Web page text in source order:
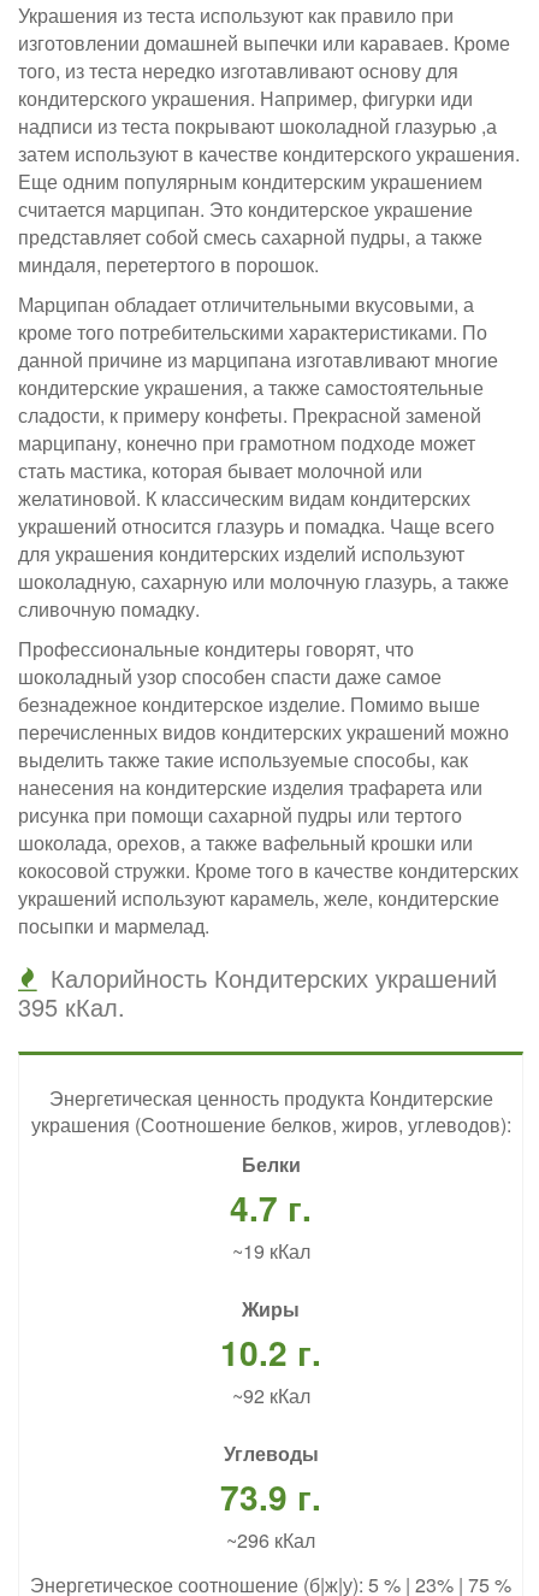
Украшения из теста используют как правило при
изготовлении домашней выпечки или караваев. Кроме
того, из теста нередко изготавливают основу для
кондитерского украшения. Например, фигурки иди
надписи из теста покрывают шоколадной глазурью ,а
затем используют в качестве кондитерского украшения.
Еще одним популярным кондитерским украшением
считается марципан. Это кондитерское украшение
представляет собой смесь сахарной пудры, а также
миндаля, перетертого в порошок.
Марципан обладает отличительными вкусовыми, а
кроме того потребительскими характеристиками. По
данной причине из марципана изготавливают многие
кондитерские украшения, а также самостоятельные
сладости, к примеру конфеты. Прекрасной заменой
марципану, конечно при грамотном подходе может
стать мастика, которая бывает молочной или
желатиновой. К классическим видам кондитерских
украшений относится глазурь и помадка. Чаще всего
для украшения кондитерских изделий используют
шоколадную, сахарную или молочную глазурь, а также
сливочную помадку.
Профессиональные кондитеры говорят, что
шоколадный узор способен спасти даже самое
безнадежное кондитерское изделие. Помимо выше
перечисленных видов кондитерских украшений можно
выделить также такие используемые способы, как
нанесения на кондитерские изделия трафарета или
рисунка при помощи сахарной пудры или тертого
шоколада, орехов, а также вафельный крошки или
кокосовой стружки. Кроме того в качестве кондитерских
украшений используют карамель, желе, кондитерские
посыпки и мармелад.
Калорийность Кондитерских украшений
395 кКал.
Энергетическая ценность продукта Кондитерские
украшения (Соотношение белков, жиров, углеводов):
Белки
4.7 г.
~19 кКал
Жиры
10.2 г.
~92 кКал
Углеводы
73.9 г.
~296 кКал
Энергетическое соотношение (б|ж|у): 5 % | 23% | 75 %